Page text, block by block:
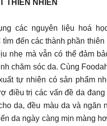
THIÊN NHIÊN
các nguyên liệu hoá
tìm đến các thành phần
nhẹ mà vẫn có thể đảm
chăm sóc da. Cùng
tự nhiên có sản phẩm
điều trị các vấn đề da đang
da, đều màu da và ngăn
da ngày càng mịn màng